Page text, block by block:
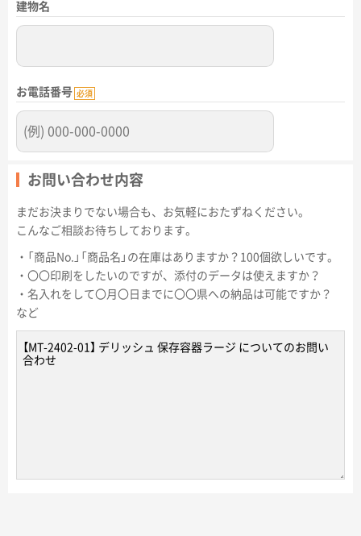
建物名
お電話番号 必須
お問い合わせ内容
まだお決まりでない場合も、お気軽におたずねください。
こんなご相談お待ちしております。
・「商品No.」「商品名」の在庫はありますか？100個欲しいです。
・〇〇印刷をしたいのですが、添付のデータは使えますか？
・名入れをして〇月〇日までに〇〇県への納品は可能ですか？
など